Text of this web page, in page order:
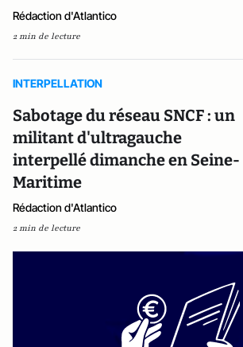
Rédaction d'Atlantico
2 min de lecture
INTERPELLATION
Sabotage du réseau SNCF : un
militant d'ultragauche
interpellé dimanche en Seine-
Maritime
Rédaction d'Atlantico
2 min de lecture